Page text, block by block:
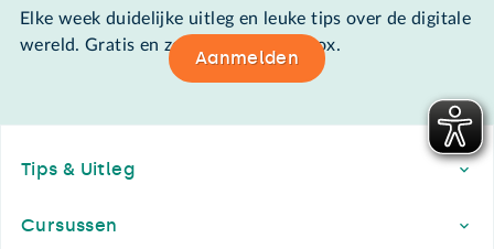
Elke week duidelijke uitleg en leuke tips over de digitale
wereld. Gratis en zomaar in de mailbox.
Aanmelden
Tips & Uitleg
Cursussen